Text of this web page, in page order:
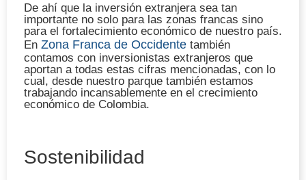
De ahí que la inversión extranjera sea tan
importante no solo para las zonas francas sino
para el fortalecimiento económico de nuestro país.
En Zona Franca de Occidente también
contamos con inversionistas extranjeros que
aportan a todas estas cifras mencionadas, con lo
cual, desde nuestro parque también estamos
trabajando incansablemente en el crecimiento
económico de Colombia.
Sostenibilidad